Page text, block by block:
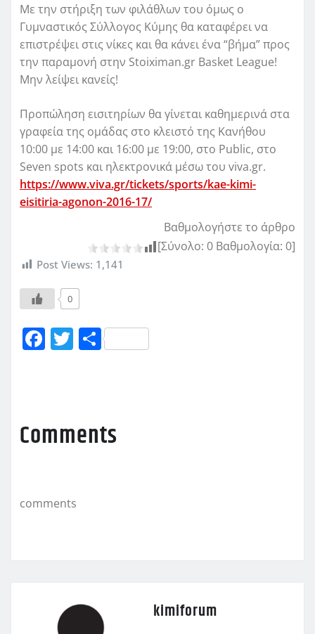
Με την στήριξη των φιλάθλων του όμως ο
Γυμναστικός Σύλλογος Κύμης θα καταφέρει να
επιστρέψει στις νίκες και θα κάνει ένα “βήμα” προς
την παραμονή στην Stoiximan.gr Basket League!
Μην λείψει κανείς!
Προπώληση εισιτηρίων θα γίνεται καθημερινά στα
γραφεία της ομάδας στο κλειστό της Κανήθου
10:00 με 14:00 και 16:00 με 19:00, στο Public, στο
Seven spots και ηλεκτρονικά μέσω του viva.gr.
https://www.viva.gr/tickets/sports/kae-kimi-
eisitiria-agonon-2016-17/
Βαθμολογήστε το άρθρο
[Σύνολο: 0 Βαθμολογία: 0]
Post Views: 1,141
0
F
b
o
k
T
r
Μ
σ
τ
Comments
comments
kimiforum